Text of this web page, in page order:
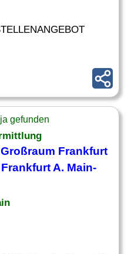
gefunden
Frankfurt
A. Main-